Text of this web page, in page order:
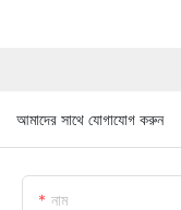
আমাদের সাথে যোগাযোগ করুন
নাম